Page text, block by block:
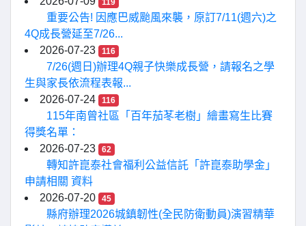
119
重要公告! 因應巴威颱風來襲，原訂7/11(週六)之
4Q成長營延至7/26...
2026-07-23
116
7/26(週日)辦理4Q親子快樂成長營，請報名之學
生與家長依流程表報...
2026-07-24
116
115年南曾社區「百年茄苳老樹」繪畫寫生比賽
得獎名單：
2026-07-23
62
轉知許崑泰社會福利公益信託「許崑泰助學金」
申請相關 資料
2026-07-20
45
縣府辦理2026城鎮韌性(全民防衛動員)演習精華